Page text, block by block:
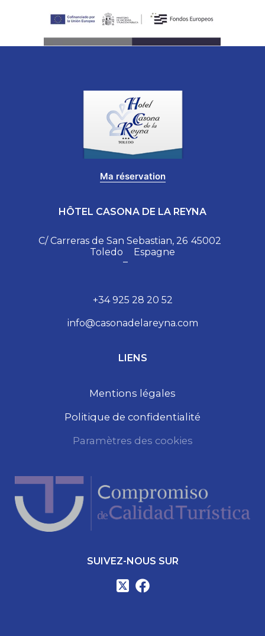
Ma réservation
HÔTEL CASONA DE LA REYNA
C/ Carreras de San Sebastian, 26 45002
Toledo
–
Espagne
+34 925 28 20 52
info@casonadelareyna.com
LIENS
Mentions légales
Politique de confidentialité
Paramètres des cookies
SUIVEZ-NOUS SUR